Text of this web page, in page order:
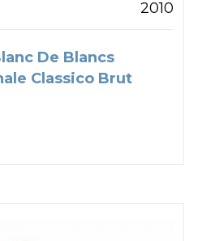
2010
De Blancs
Classico Brut